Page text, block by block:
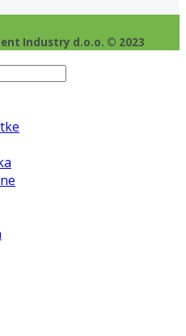
Industry d.o.o. © 2023